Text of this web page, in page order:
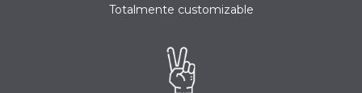
Totalmente customizable